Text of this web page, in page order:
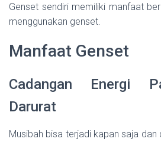
Genset sendiri memiliki manfaat
menggunakan genset.
Manfaat Genset
Cadangan Energi
Darurat
Musibah bisa terjadi kapan saja